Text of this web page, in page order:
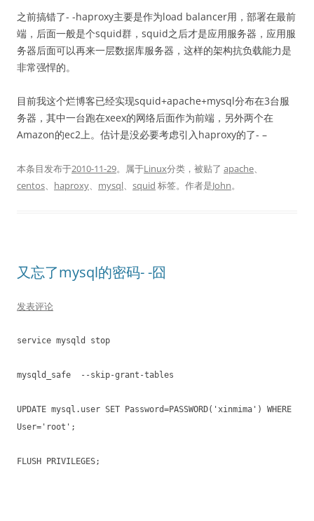
之前搞错了- -haproxy主要是作为load balancer用，部署在最前
端，后面一般是个squid群，squid之后才是应用服务器，应用服
务器后面可以再来一层数据库服务器，这样的架构抗负载能力是
非常强悍的。
目前我这个烂博客已经实现squid+apache+mysql分布在3台服
务器，其中一台跑在xeex的网络后面作为前端，另外两个在
Amazon的ec2上。估计是没必要考虑引入haproxy的了- –
本条目发布于2010-11-29。属于Linux分类，被贴了 apache、
centos、 haproxy、 mysql、 squid 标签。 作者是John。
又忘了mysql的密码- -囧
发表评论
service mysqld stop
mysqld_safe --skip-grant-tables
UPDATE mysql.user SET Password=PASSWORD('xinmima') WHERE
User='root';
FLUSH PRIVILEGES;